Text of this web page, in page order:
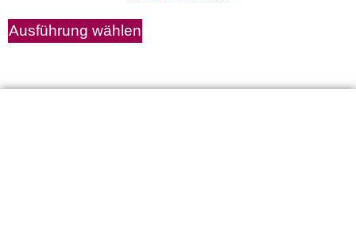
Ausführung wählen